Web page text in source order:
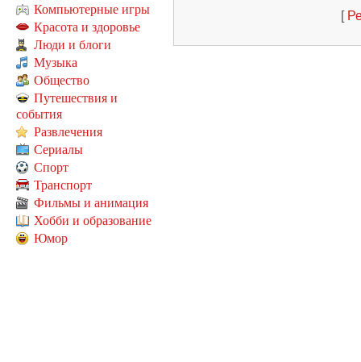
Компьютерные игры
Красота и здоровье
Люди и блоги
Музыка
Общество
Путешествия и
события
Развлечения
Сериалы
Спорт
Транспорт
Фильмы и анимация
Хобби и образование
Юмор
[